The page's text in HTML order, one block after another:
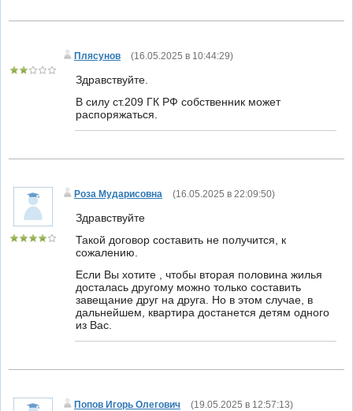
Плясунов (16.05.2025 в 10:44:29)
Здравствуйте.
В силу ст.209 ГК РФ собственник может
распоряжаться.
Роза Мударисовна (16.05.2025 в 22:09:50)
Здравствуйте
Такой договор составить не получится, к
сожалению.
Если Вы хотите , чтобы вторая половина жилья
досталась другому можно только составить
завещание друг на друга. Но в этом случае, в
дальнейшем, квартира достанется детям одного
из Вас.
Попов Игорь Олегович (19.05.2025 в 12:57:13)